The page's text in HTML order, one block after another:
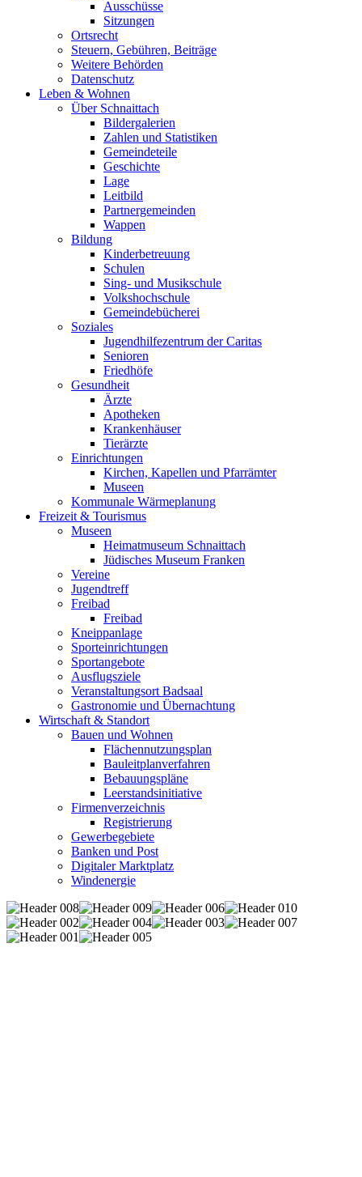
Ausschüsse
Sitzungen
Ortsrecht
Steuern, Gebühren, Beiträge
Weitere Behörden
Datenschutz
Leben & Wohnen
Über Schnaittach
Bildergalerien
Zahlen und Statistiken
Gemeindeteile
Geschichte
Lage
Leitbild
Partnergemeinden
Wappen
Bildung
Kinderbetreuung
Schulen
Sing- und Musikschule
Volkshochschule
Gemeindebücherei
Soziales
Jugendhilfezentrum der Caritas
Senioren
Friedhöfe
Gesundheit
Ärzte
Apotheken
Krankenhäuser
Tierärzte
Einrichtungen
Kirchen, Kapellen und Pfarrämter
Museen
Kommunale Wärmeplanung
Freizeit & Tourismus
Museen
Heimatmuseum Schnaittach
Jüdisches Museum Franken
Vereine
Jugendtreff
Freibad
Freibad
Kneippanlage
Sporteinrichtungen
Sportangebote
Ausflugsziele
Veranstaltungsort Badsaal
Gastronomie und Übernachtung
Wirtschaft & Standort
Bauen und Wohnen
Flächennutzungsplan
Bauleitplanverfahren
Bebauungspläne
Leerstandsinitiative
Firmenverzeichnis
Registrierung
Gewerbegebiete
Banken und Post
Digitaler Marktplatz
Windenergie